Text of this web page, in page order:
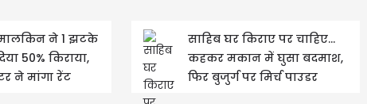
ने 1 झटके
50% किराया,
ने मांगा रेंट
साहिब घर किराए पर चाहिए...
कहकर मकान में घुसा बदमाश,
फिर बुजुर्ग पर मिर्च पाउडर